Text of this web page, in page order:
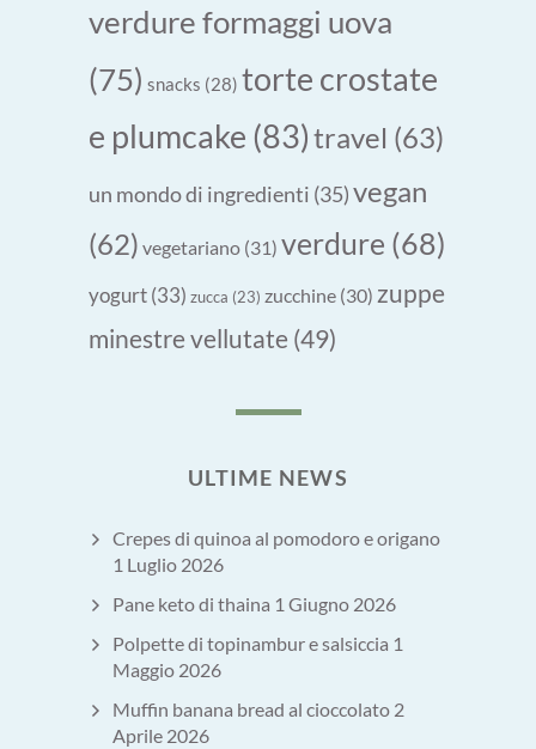
verdure formaggi uova
(75) snacks (28) torte crostate
e plumcake (83)travel (63)
un mondo di ingredienti (35)vegan
(62) vegetariano (31) verdure (68)
yogurt(33) zucca (23) zucchine (30) zuppe
minestre vellutate (49)
ULTIME NEWS
Crepes di quinoa al pomodoro e origano
1 Luglio 2026
Pane keto di thaina 1 Giugno 2026
Polpette di topinambur e salsiccia 1
Maggio 2026
Muffin banana bread al cioccolato 2
Aprile 2026